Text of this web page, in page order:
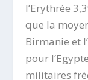
l’Erythrée
que la
Birmanie et
pour
militaires